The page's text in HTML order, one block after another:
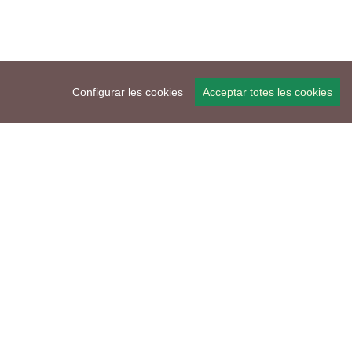
Configurar les cookies Acceptar totes les cookies